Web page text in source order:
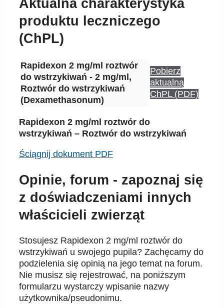
Aktualna charakterystyka
produktu leczniczego
(ChPL)
Rapidexon 2 mg/ml roztwór
do wstrzykiwań - 2 mg/ml,
Roztwór do wstrzykiwań
(Dexamethasonum)
Pobierz
aktualną
ChPL (PDF)
Rapidexon 2 mg/ml roztwór do
wstrzykiwań – Roztwór do wstrzykiwań
Ściągnij dokument PDF
Opinie, forum - zapoznaj się
z doświadczeniami innych
właścicieli zwierząt
Stosujesz Rapidexon 2 mg/ml roztwór do
wstrzykiwań u swojego pupila? Zachęcamy do
podzielenia się opinią na jego temat na forum.
Nie musisz się rejestrować, na poniższym
formularzu wystarczy wpisanie nazwy
użytkownika/pseudonimu.